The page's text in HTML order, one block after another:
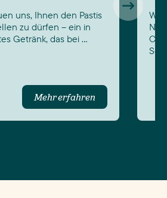
uns, Ihnen den Pastis
zu dürfen – ein in
Getränk, das bei …
Mehr erfahren
Wir